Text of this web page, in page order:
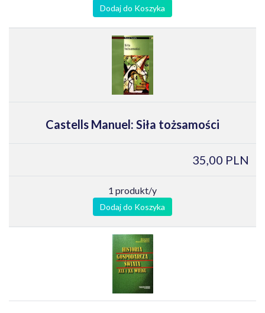
Dodaj do Koszyka
Castells Manuel: Siła tożsamości
35,00 PLN
1 produkt/y
Dodaj do Koszyka